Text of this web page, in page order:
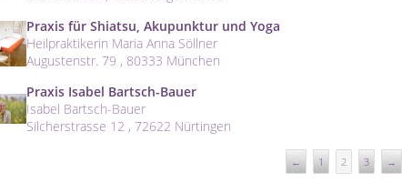
Praxis für Shiatsu, Akupunktur und Yoga
Heilpraktikerin Maria Anna Söllner
Augustenstr. 79 , 80333 München
Praxis Isabel Bartsch-Bauer
Isabel Bartsch-Bauer
Silcherstrasse 12 , 72622 Nürtingen
← 1 2 3 →